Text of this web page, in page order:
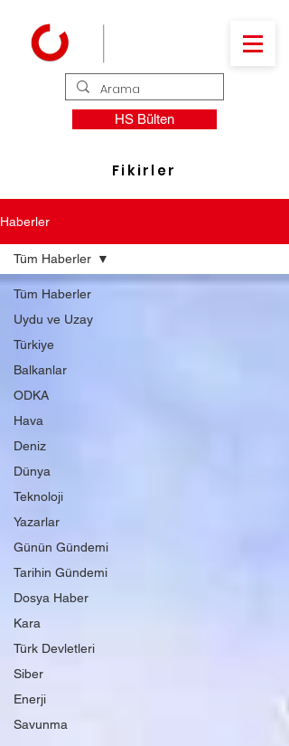
HS Bülten
Fikirler
Haberler
Tüm Haberler
Uydu ve Uzay
Türkiye
Balkanlar
ODKA
Hava
Deniz
Dünya
Teknoloji
Yazarlar
Günün Gündemi
Tarihin Gündemi
Dosya Haber
Kara
Türk Devletleri
Siber
Enerji
Savunma
Tüm Haberler